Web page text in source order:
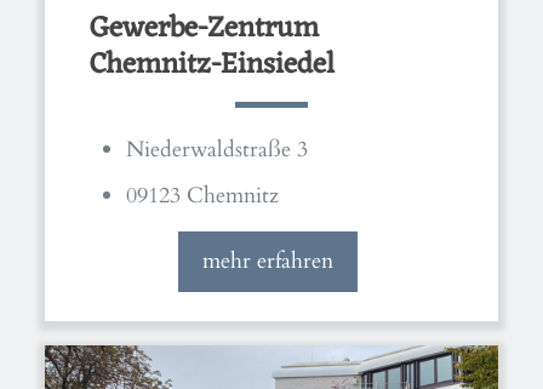
Gewerbe-Zentrum
Chemnitz-Einsiedel
Niederwaldstraße 3
09123 Chemnitz
mehr erfahren